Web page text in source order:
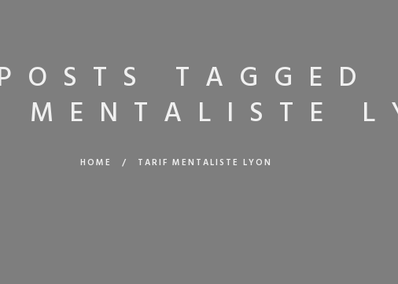
TAGGED
MENTALISTE
HOME / TARIF MENTALISTE LYON